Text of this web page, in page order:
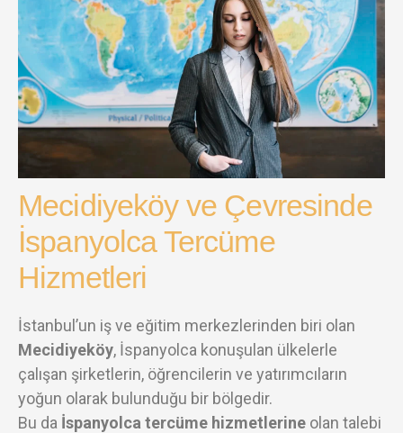
Mecidiyeköy ve Çevresinde
İspanyolca Tercüme
Hizmetleri
İstanbul’un iş ve eğitim merkezlerinden biri olan
Mecidiyeköy, İspanyolca konuşulan ülkelerle
çalışan şirketlerin, öğrencilerin ve yatırımcıların
yoğun olarak bulunduğu bir bölgedir.
Bu da İspanyolca tercüme hizmetlerine olan talebi